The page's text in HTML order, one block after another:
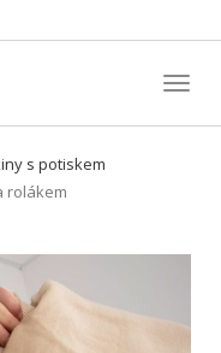
s potiskem
rolákem